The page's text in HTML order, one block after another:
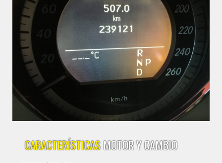
CARACTERÍSTICASMOTOR Y CAMBIO